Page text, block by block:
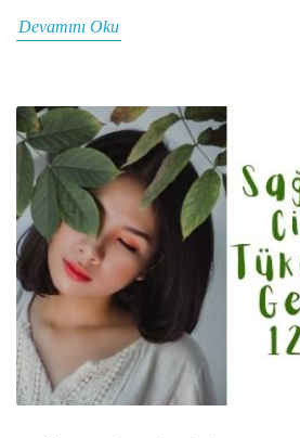
Devamını Oku